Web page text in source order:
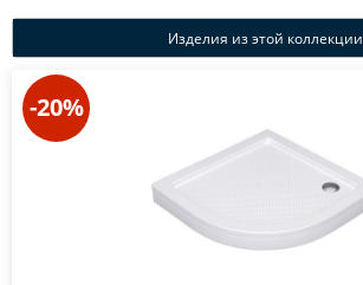
Изделия из этой коллекции
-20%